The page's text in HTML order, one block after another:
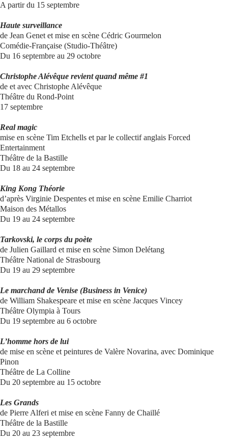
A partir du 15 septembre
Haute surveillance
de Jean Genet et mise en scène Cédric Gourmelon
Comédie-Française (Studio-Théâtre)
Du 16 septembre au 29 octobre
Christophe Alévêque revient quand même #1
de et avec Christophe Alévêque
Théâtre du Rond-Point
17 septembre
Real magic
mise en scène Tim Etchells et par le collectif anglais Forced
Entertainment
Théâtre de la Bastille
Du 18 au 24 septembre
King Kong Théorie
d’après Virginie Despentes et mise en scène Emilie Charriot
Maison des Métallos
Du 19 au 24 septembre
Tarkovski, le corps du poète
de Julien Gaillard et mise en scène Simon Delétang
Théâtre National de Strasbourg
Du 19 au 29 septembre
Le marchand de Venise (Business in Venice)
de William Shakespeare et mise en scène Jacques Vincey
Théâtre Olympia à Tours
Du 19 septembre au 6 octobre
L’homme hors de lui
de mise en scène et peintures de Valère Novarina, avec Dominique
Pinon
Théâtre de La Colline
Du 20 septembre au 15 octobre
Les Grands
de Pierre Alferi et mise en scène Fanny de Chaillé
Théâtre de la Bastille
Du 20 au 23 septembre